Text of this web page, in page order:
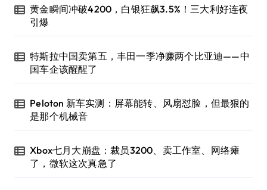
黄金瞬间冲破4200，白银狂飙3.5%！三大利好连夜
引爆
特斯拉中国卖第五，丰田一季净赚两个比亚迪——中
国车企该醒醒了
Peloton 新车实测：屏幕能转、风扇怼脸，但最狠的
是那个机械音
Xbox七月大崩盘：裁员3200、卖工作室、网络瘫
了，微软这次真急了